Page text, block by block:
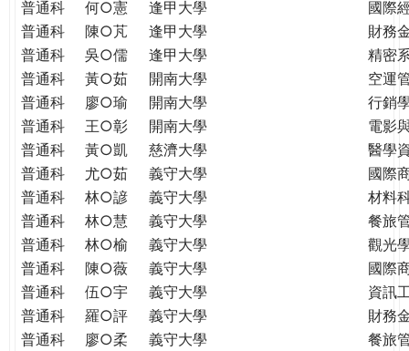
普通科
何○憲 逢甲大學
國際
普通科
陳○芃 逢甲大學
財務
普通科
吳○儒 逢甲大學
精密
普通科
黃○茹 開南大學
空運
普通科
廖○瑜 開南大學
行銷
普通科
王○彰 開南大學
電影
普通科
黃○凱 慈濟大學
醫學
普通科
尤○茹 義守大學
國際
普通科
林○諺 義守大學
材料
普通科
林○慧 義守大學
餐旅
普通科
林○榆 義守大學
觀光
普通科
陳○薇 義守大學
國際
普通科
伍○宇 義守大學
資訊
普通科
羅○評 義守大學
財務
普通科
廖○柔 義守大學
餐旅